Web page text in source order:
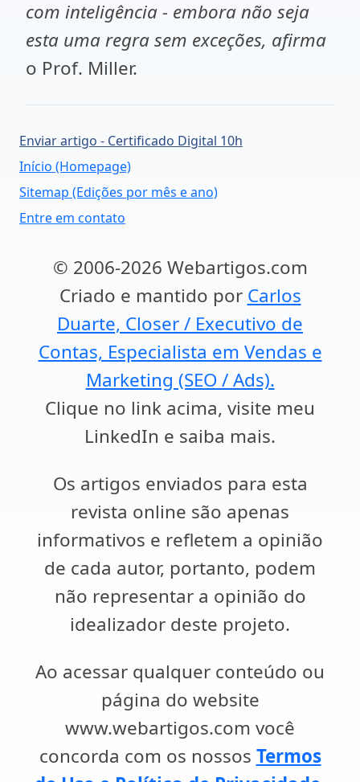
com inteligência - embora não seja
esta uma regra sem exceções, afirma
o Prof. Miller.
Enviar artigo - Certificado Digital 10h
Início (Homepage)
Sitemap (Edições por mês e ano)
Entre em contato
© 2006-2026 Webartigos.com
Criado e mantido por Carlos
Duarte, Closer / Executivo de
Contas, Especialista em Vendas e
Marketing (SEO / Ads).
Clique no link acima, visite meu
LinkedIn e saiba mais.
Os artigos enviados para esta
revista online são apenas
informativos e refletem a opinião
de cada autor, portanto, podem
não representar a opinião do
idealizador deste projeto.
Ao acessar qualquer conteúdo ou
página do website
www.webartigos.com você
concorda com os nossos Termos